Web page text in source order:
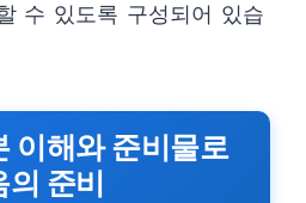
수 있도록 구성되어 있습
이해와 준비물로
준비